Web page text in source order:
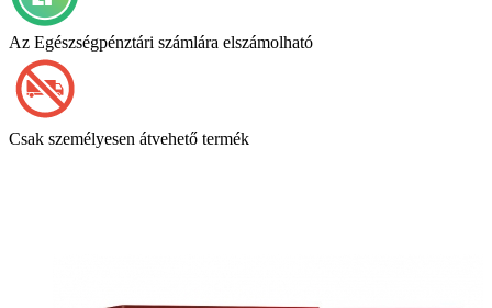
Az Egészségpénztári számlára elszámolható
Csak személyesen átvehető termék